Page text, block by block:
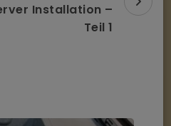
Installation –
Teil 1